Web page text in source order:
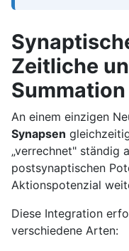
Zeitliche
An einem einzigen
Synapsen
„verrechnet" ständig
postsynaptischen
Aktionspotenzial
Diese Integration
verschiedene Arten: